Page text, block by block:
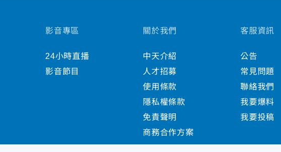
影音專區
24小時直播
影音節目
關於我們
中天介紹
人才招募
使用條款
隱私權條款
免責聲明
商務合作方案
客服資訊
公告
常見問題
聯絡我們
我要爆料
我要投稿